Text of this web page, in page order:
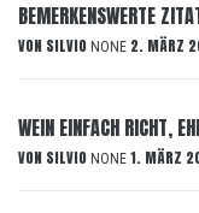
BEMERKENSWERTE
VON SILVIO NONE 2. MÄRZ
WEIN EINFACH RICHT,
VON SILVIO NONE 1. MÄRZ